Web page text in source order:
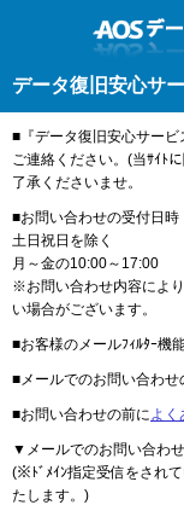
データ復旧安心サ
■『データ復旧安心サー
ご連絡ください。(当ｻｲﾄ
了承くださいませ。
■お問い合わせの受付日時
土日祝日を除く
月～金の10:00～17:00
※お問い合わせ内容によ
い場合がございます。
■お客様のメールﾌｨﾙﾀｰ機
■メールでのお問い合わせ
■お問い合わせの前によく
▼メールでのお問い合わせ
(※ﾄﾞﾒｲﾝ指定受信をされ
たします。)